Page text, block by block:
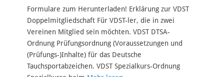
Formulare zum Herunterladen! Erklärung zur VDST
Doppelmitgliedschaft Für VDST-ler, die in zwei
Vereinen Mitglied sein möchten. VDST DTSA-
Ordnung Prüfungsordnung (Voraussetzungen und
(Prüfungs-)Inhalte) für das Deutsche
Tauchsportabzeichen. VDST Spezialkurs-Ordnung